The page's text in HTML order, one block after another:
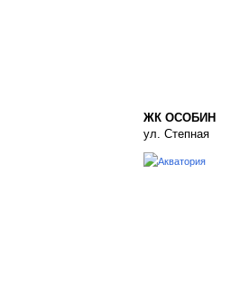
ЖК ОСОБИН
ул. Степная